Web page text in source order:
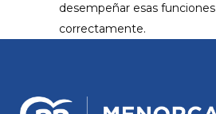
desempeñar esas funciones
correctamente.